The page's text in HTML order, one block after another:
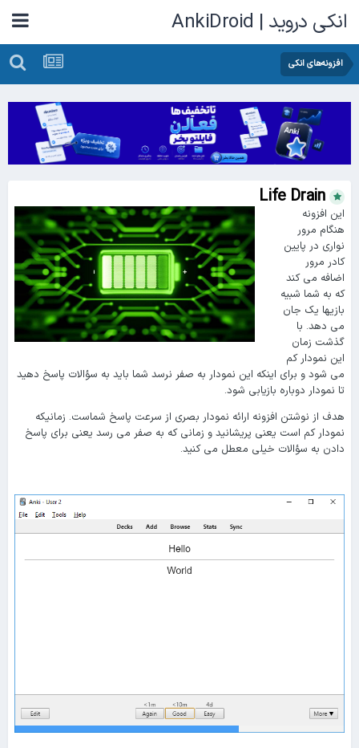
انکی دروید | AnkiDroid
افزونه‌های انکی
Life Drain
این افزونه
هنگام مرور
نواری در پایین
کادر مرور
اضافه می کند
که به شما شبیه
بازیها یک جان
می دهد. با
گذشت زمان
این نمودار کم
می شود و برای اینکه این نمودار به صفر نرسد شما باید به سؤالات پاسخ دهید
تا نمودار دوباره بازیابی شود.
هدف از نوشتن افزونه ارائه نمودار بصری از سرعت پاسخ شماست. زمانیکه
نمودار کم است یعنی پریشانید و زمانی که به صفر می رسد یعنی برای پاسخ
دادن به سؤالات خیلی معطل می کنید.